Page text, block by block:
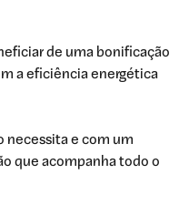
de uma bonificação
a eficiência energética
necessita e com um
que acompanha todo o